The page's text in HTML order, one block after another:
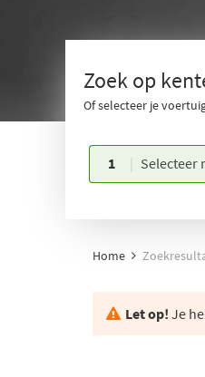
Zoek op
Of selecteer je
1 Selecteer
Home
Let op! Je